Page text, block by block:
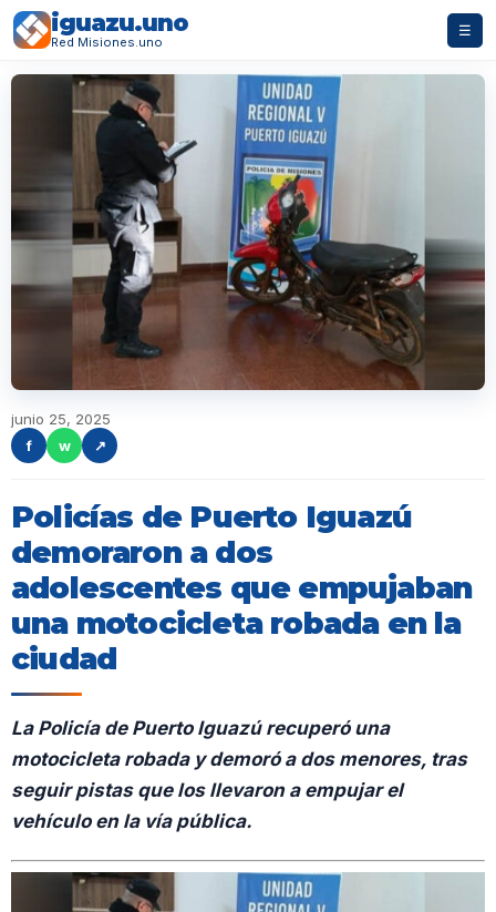
iguazu.uno
Red Misiones.uno
☰
junio 25, 2025
f
w ↗
Policías de Puerto Iguazú
demoraron a dos
adolescentes que empujaban
una motocicleta robada en la
ciudad
La Policía de Puerto Iguazú recuperó una
motocicleta robada y demoró a dos menores, tras
seguir pistas que los llevaron a empujar el
vehículo en la vía pública.